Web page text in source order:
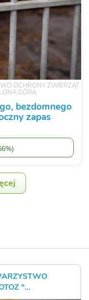
OCHRONY ZWIERZĄT
GÓRA
bezdomnego
zapas
)
"...